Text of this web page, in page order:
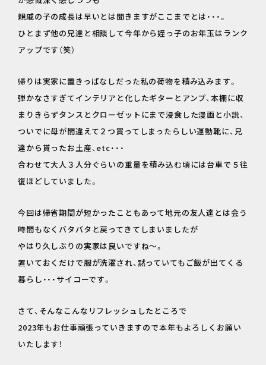
親戚の子の成長は早いとは聞きますがここまでとは・・・。
ひとまず他の兄達と相談して今年から姪っ子のお年玉はランク
アップです（笑）
帰りは実家に置きっぱなしだった私の荷物を積み込みます。
弾かなさすぎてインテリアと化したギターとアンプ、本棚に収
まりきらずタンスとクローゼットにまで浸食した漫画と小説、
ついでに母が間違えて２つ買ってしまったらしい運動靴に、兄
達から貰ったお土産、etc・・・
合わせて大人３人分ぐらいの重量を積み込む頃には台車で５往
復ほどしていました。
今回は帰省期間が短かったこともあって地元の友人達とは会う
時間もなくバタバタと戻ってきてしまいましたが
やはり久しぶりの実家は良いですね～。
置いておくだけで服が洗濯され、黙っていてもご飯が出てくる
暮らし・・・サイコーです。
さて、そんなこんなリフレッシュしたところで
2023年もお仕事頑張っていきますので本年もよろしくお願い
いたします！